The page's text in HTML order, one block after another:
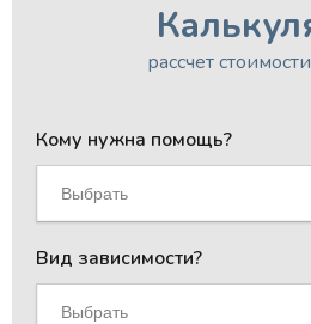
рассчет
Кому нужна помощь?
Выбрать
Вид зависимости?
Выбрать